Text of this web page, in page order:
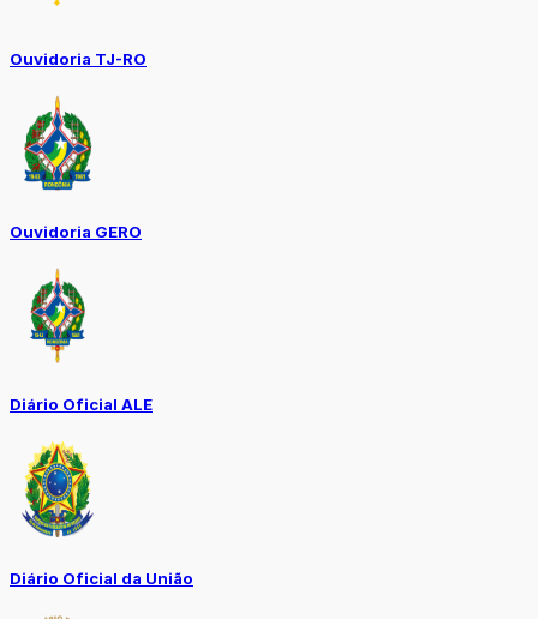
Ouvidoria TJ-RO
Ouvidoria GERO
Diário Oficial ALE
Diário Oficial da União